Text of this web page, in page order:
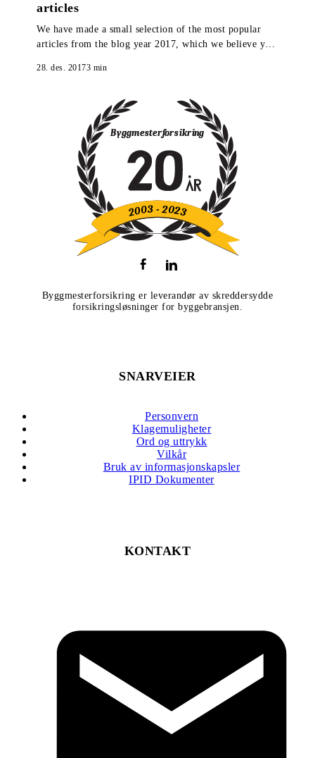
articles
We have made a small selection of the most popular
articles from the blog year 2017, which we believe you
were published.
28. des. 20173 min
Byggmesterforsikring er leverandør av skreddersydde
forsikringsløsninger for byggebransjen.
SNARVEIER
Personvern
Klagemuligheter
Ord og uttrykk
Vilkår
Bruk av informasjonskapsler
IPID Dokumenter
KONTAKT